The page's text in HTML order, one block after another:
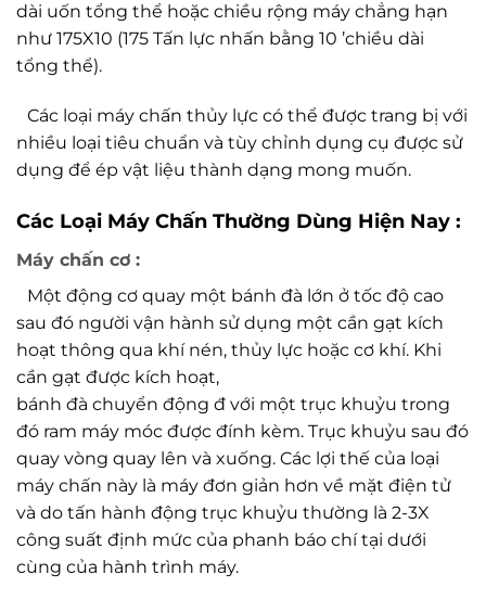
dài uốn tổng thể hoặc chiều rộng máy chẳng hạn
như 175X10 (175 Tấn lực nhấn bằng 10 ’chiều dài
tổng thể).
Các loại máy chấn thủy lực có thể được trang bị với
nhiều loại tiêu chuẩn và tùy chỉnh dụng cụ được sử
dụng để ép vật liệu thành dạng mong muốn.
Các Loại Máy Chấn Thường Dùng Hiện Nay :
Máy chấn cơ :
Một động cơ quay một bánh đà lớn ở tốc độ cao
sau đó người vận hành sử dụng một cần gạt kích
hoạt thông qua khí nén, thủy lực hoặc cơ khí. Khi
cần gạt được kích hoạt,
bánh đà chuyển động đ với một trục khuỷu trong
đó ram máy móc được đính kèm. Trục khuỷu sau đó
quay vòng quay lên và xuống. Các lợi thế của loại
máy chấn này là máy đơn giản hơn về mặt điện tử
và do tấn hành động trục khuỷu thường là 2-3X
công suất định mức của phanh báo chí tại dưới
cùng của hành trình máy.